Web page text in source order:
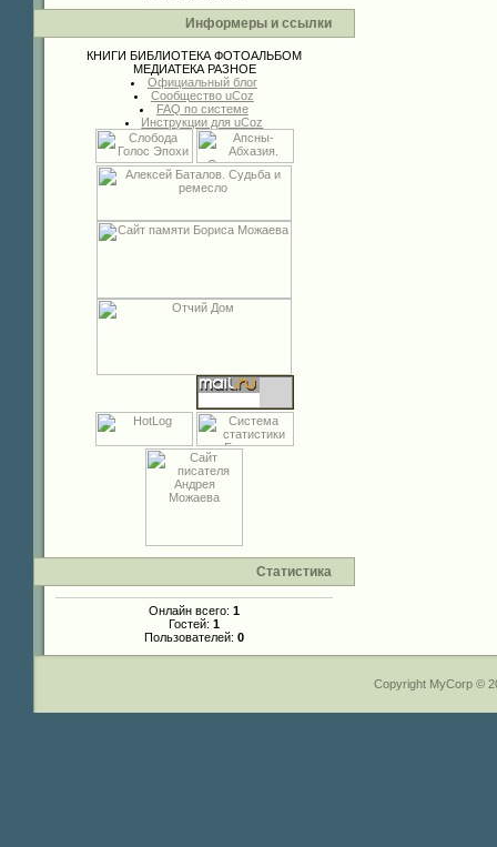
Информеры и ссылки
КНИГИ БИБЛИОТЕКА ФОТОАЛЬБОМ
МЕДИАТЕКА РАЗНОЕ
Официальный блог
Сообщество uCoz
FAQ по системе
Инструкции для uCoz
Статистика
Онлайн всего: 1
Гостей: 1
Пользователей: 0
Copyright MyCorp ©